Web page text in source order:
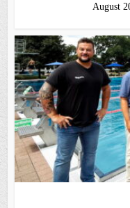
August